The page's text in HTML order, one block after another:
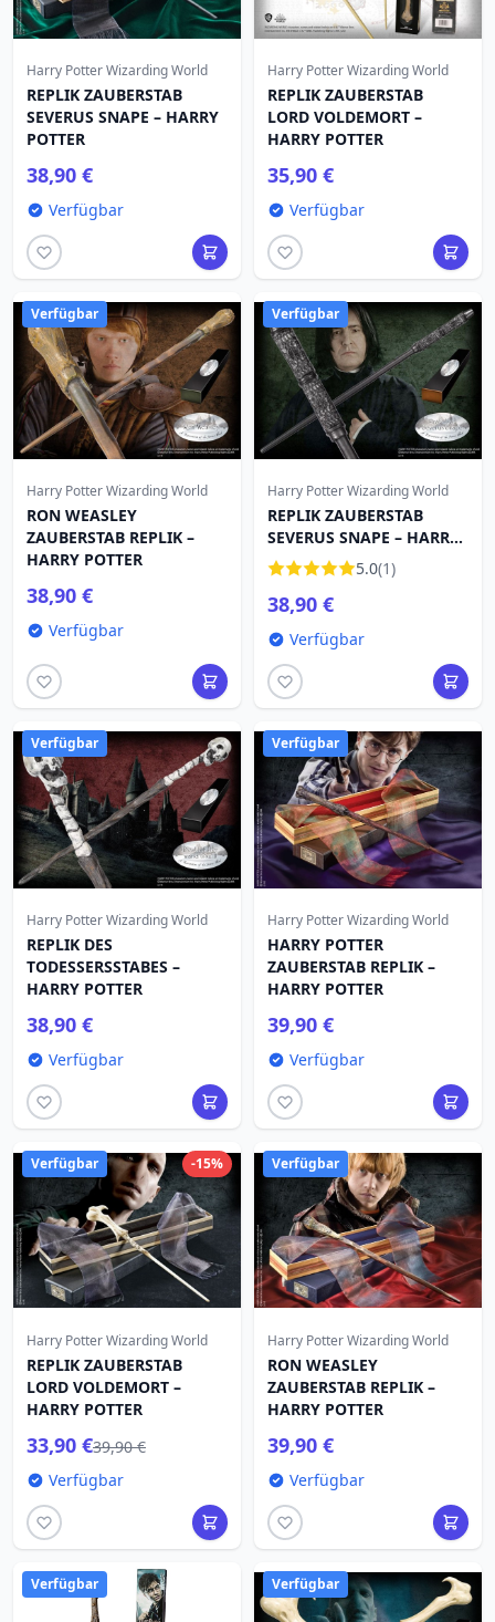
Harry Potter Wizarding World
REPLIK ZAUBERSTAB
SEVERUS SNAPE – HARRY
POTTER
38,90 €
Verfügbar
Harry Potter Wizarding World
REPLIK ZAUBERSTAB
LORD VOLDEMORT –
HARRY POTTER
35,90 €
Verfügbar
Verfügbar
Harry Potter Wizarding World
RON WEASLEY
ZAUBERSTAB REPLIK –
HARRY POTTER
38,90 €
Verfügbar
Verfügbar
Harry Potter Wizarding World
REPLIK ZAUBERSTAB
SEVERUS SNAPE – HARRY
POTTER
5.0(1)
38,90 €
Verfügbar
Verfügbar
Harry Potter Wizarding World
REPLIK DES
TODESSERSSTABES –
HARRY POTTER
38,90 €
Verfügbar
Verfügbar
Harry Potter Wizarding World
HARRY POTTER
ZAUBERSTAB REPLIK –
HARRY POTTER
39,90 €
Verfügbar
-15%
Verfügbar
Harry Potter Wizarding World
REPLIK ZAUBERSTAB
LORD VOLDEMORT –
HARRY POTTER
33,90 €39,90 €
Verfügbar
Verfügbar
Harry Potter Wizarding World
RON WEASLEY
ZAUBERSTAB REPLIK –
HARRY POTTER
39,90 €
Verfügbar
Verfügbar Verfügbar